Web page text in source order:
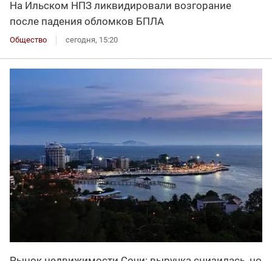
На Ильском НПЗ ликвидировали возгорание
после падения обломков БПЛА
Общество сегодня, 15:20